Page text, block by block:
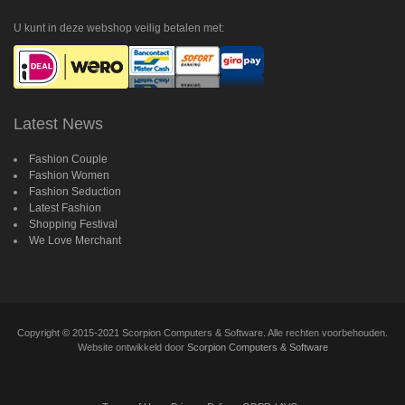
Plus
U kunt in deze webshop veilig betalen met:
Latest News
Fashion Couple
Fashion Women
Fashion Seduction
Latest Fashion
Shopping Festival
We Love Merchant
Copyright © 2015-2021 Scorpion Computers & Software. Alle rechten voorbehouden.
Website ontwikkeld door Scorpion Computers & Software